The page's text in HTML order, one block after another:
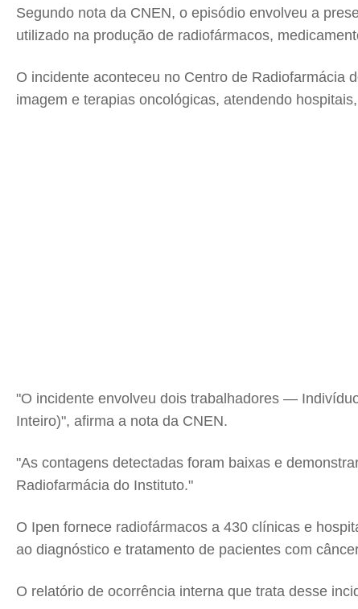
Segundo nota da CNEN, o episódio envolveu a
utilizado na produção de radiofármacos,
O incidente aconteceu no Centro de Radiofarmácia
imagem e terapias oncológicas, atendendo
"O incidente envolveu dois trabalhadores —
Inteiro)", afirma a nota da CNEN.
"As contagens detectadas foram baixas e
Radiofarmácia do Instituto."
O Ipen fornece radiofármacos a 430 clínicas e
ao diagnóstico e tratamento de pacientes com
O relatório de ocorrência interna que trata desse